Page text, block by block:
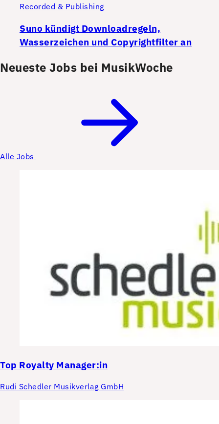
Recorded & Publishing
Suno kündigt Downloadregeln,
Wasserzeichen und Copyrightfilter an
Neueste Jobs bei MusikWoche
Alle Jobs
Top Royalty Manager:in
Rudi Schedler Musikverlag GmbH